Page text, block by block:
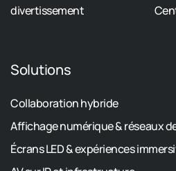
divertissement
Solutions
Collaboration hybride
Affichage numérique & réseaux
Écrans LED & expériences